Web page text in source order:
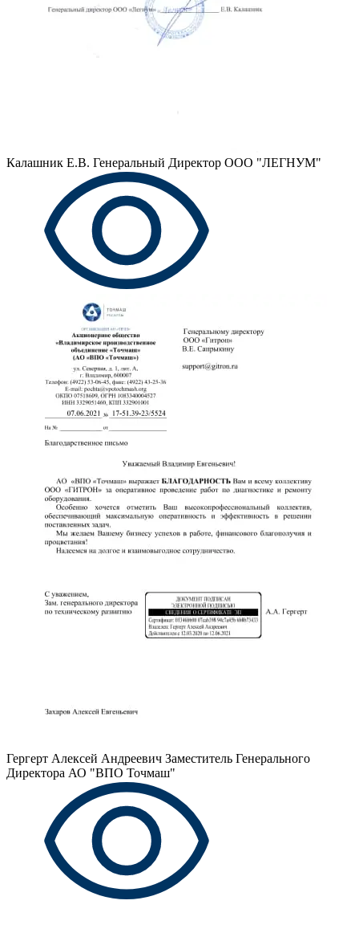
Калашник Е.В. Генеральный Директор ООО "ЛЕГНУМ"
Гергерт Алексей Андреевич Заместитель Генерального
Директора АО "ВПО Точмаш"